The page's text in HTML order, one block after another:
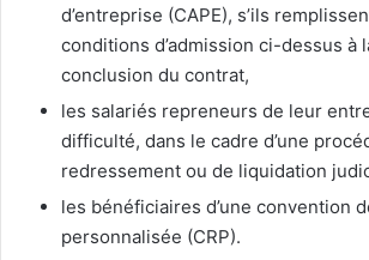
d’entreprise (CAPE), s’ils
conditions d’admission ci-dessus à
conclusion du contrat,
les salariés repreneurs de leur
difficulté, dans le cadre d’une
redressement ou de liquidation
les bénéficiaires d’une convention
personnalisée (CRP).